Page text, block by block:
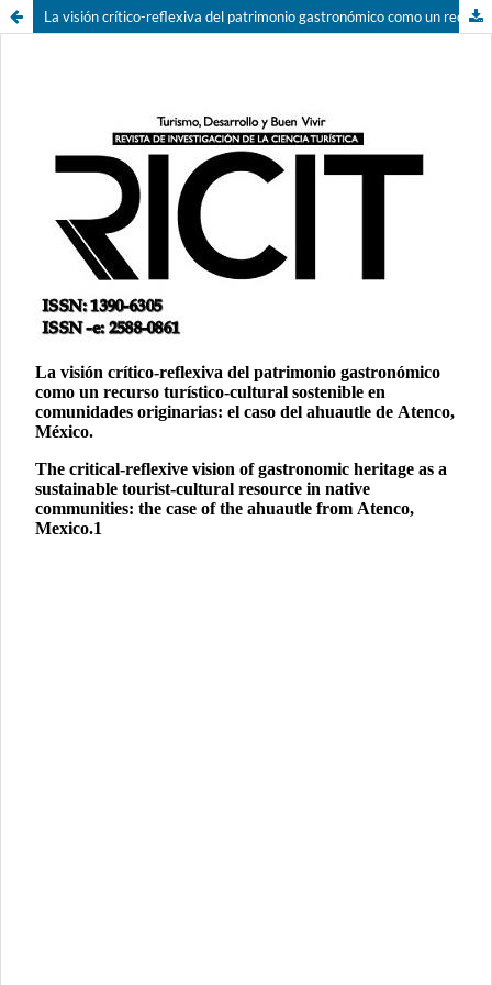
La visión crítico-reflexiva del patrimonio gastronómico como un recurso turístico-cultural sostenible en comunidades originarias: el caso del ahuautle de Atenco, México.